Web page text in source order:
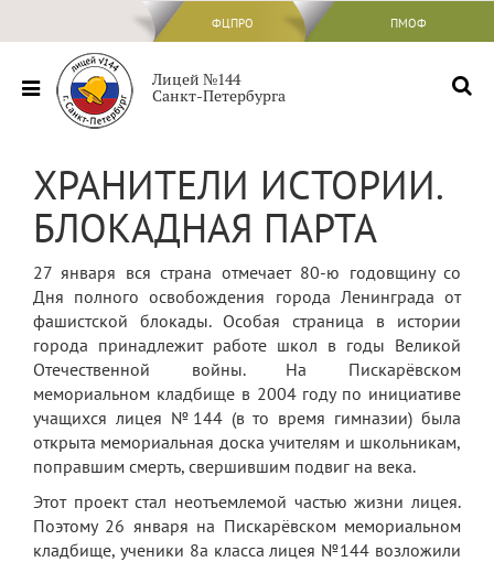
ФЦПРО ПМОФ
ФЦПРО
Сведения об ОО
Основные сведения
образовательной организацией
Документы
Образовательные стандарты и
требования
Руководство
Педагогический состав
Материально-техническое обеспечение
и оснащенность образовательного
Платные образовательные услуги
Лицей №144
Санкт-Петербурга
ХРАНИТЕЛИ ИСТОРИИ.
БЛОКАДНАЯ ПАРТА
27 января вся страна отмечает 80-ю годовщину со
Дня полного освобождения города Ленинграда от
фашистской блокады. Особая страница в истории
города принадлежит работе школ в годы Великой
Отечественной войны. На Пискарёвском
мемориальном кладбище в 2004 году по инициативе
учащихся лицея №144 (в то время гимназии) была
открыта мемориальная доска учителям и школьникам,
поправшим смерть, свершившим подвиг на века.
Этот проект стал неотъемлемой частью жизни лицея.
Поэтому 26 января на Пискарёвском мемориальном
кладбище, ученики 8а класса лицея №144 возложили